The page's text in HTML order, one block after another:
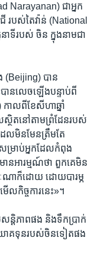
Narayanan) ​ជា​អ្នក
របស់តៃវ៉ាន់ (National
ទី​របស់ ចិន ក្នុង​នាម​ជា
(Beijing) បាន
ានលេចឡើងបន្ទាប់​ពី
ាល​ពី​ខែ​សីហា​ឆ្នាំ​
ស្ថិត​នៅតាមព្រំដែន​របស់
ែល​មិនមែន​ត្រឹមតែ​
សម្រាប់​អ្នក​ដែល​កំពុង​
ាន​អារម្មណ៍​ថា ពួកគេ​មិន
ៈ​ណា​ក៏​ដោយ​ ដោយបារម្ភ​
ល​កិច្ចការ​នេះ​»។
ន្តិភាព​ផង និងទឹកប្រាក់​
យោគទុនរបស់ចិន​ទៀត​ផង​